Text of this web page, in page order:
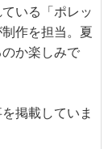
いる「ポレッ
作を担当。夏
か楽しみで
掲載していま